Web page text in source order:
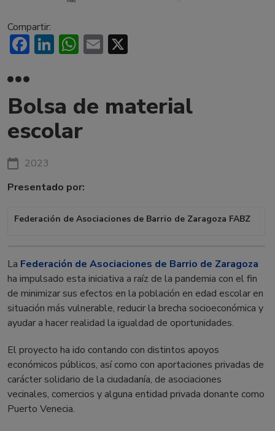
Compartir:
Facebook
LinkedIn
WhatsApp
Email
Bolsa de material
escolar
2023
Presentado por:
Federación de Asociaciones de Barrio de Zaragoza FABZ
La Federación de Asociaciones de Barrio de Zaragoza
ha impulsado esta iniciativa a raíz de la pandemia con el fin
de minimizar sus efectos en la población en edad escolar en
situación más vulnerable, reducir la brecha socioeconómica y
ayudar a hacer realidad la igualdad de oportunidades.
El proyecto ha ido contando con distintos apoyos
económicos públicos, así como con aportaciones privadas de
carácter solidario de la ciudadanía, de asociaciones
vecinales, comercios y alguna entidad privada donante como
Puerto Venecia.